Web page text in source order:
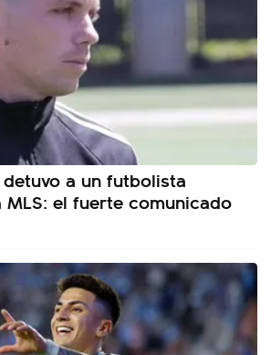
detuvo a un futbolista
el fuerte comunicado